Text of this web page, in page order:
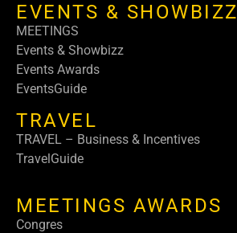
EVENTS & SHOWBIZZ
MEETINGS
Events & Showbizz
Events Awards
EventsGuide
TRAVEL
TRAVEL – Business & Incentives
TravelGuide
MEETINGS AWARDS
Congres